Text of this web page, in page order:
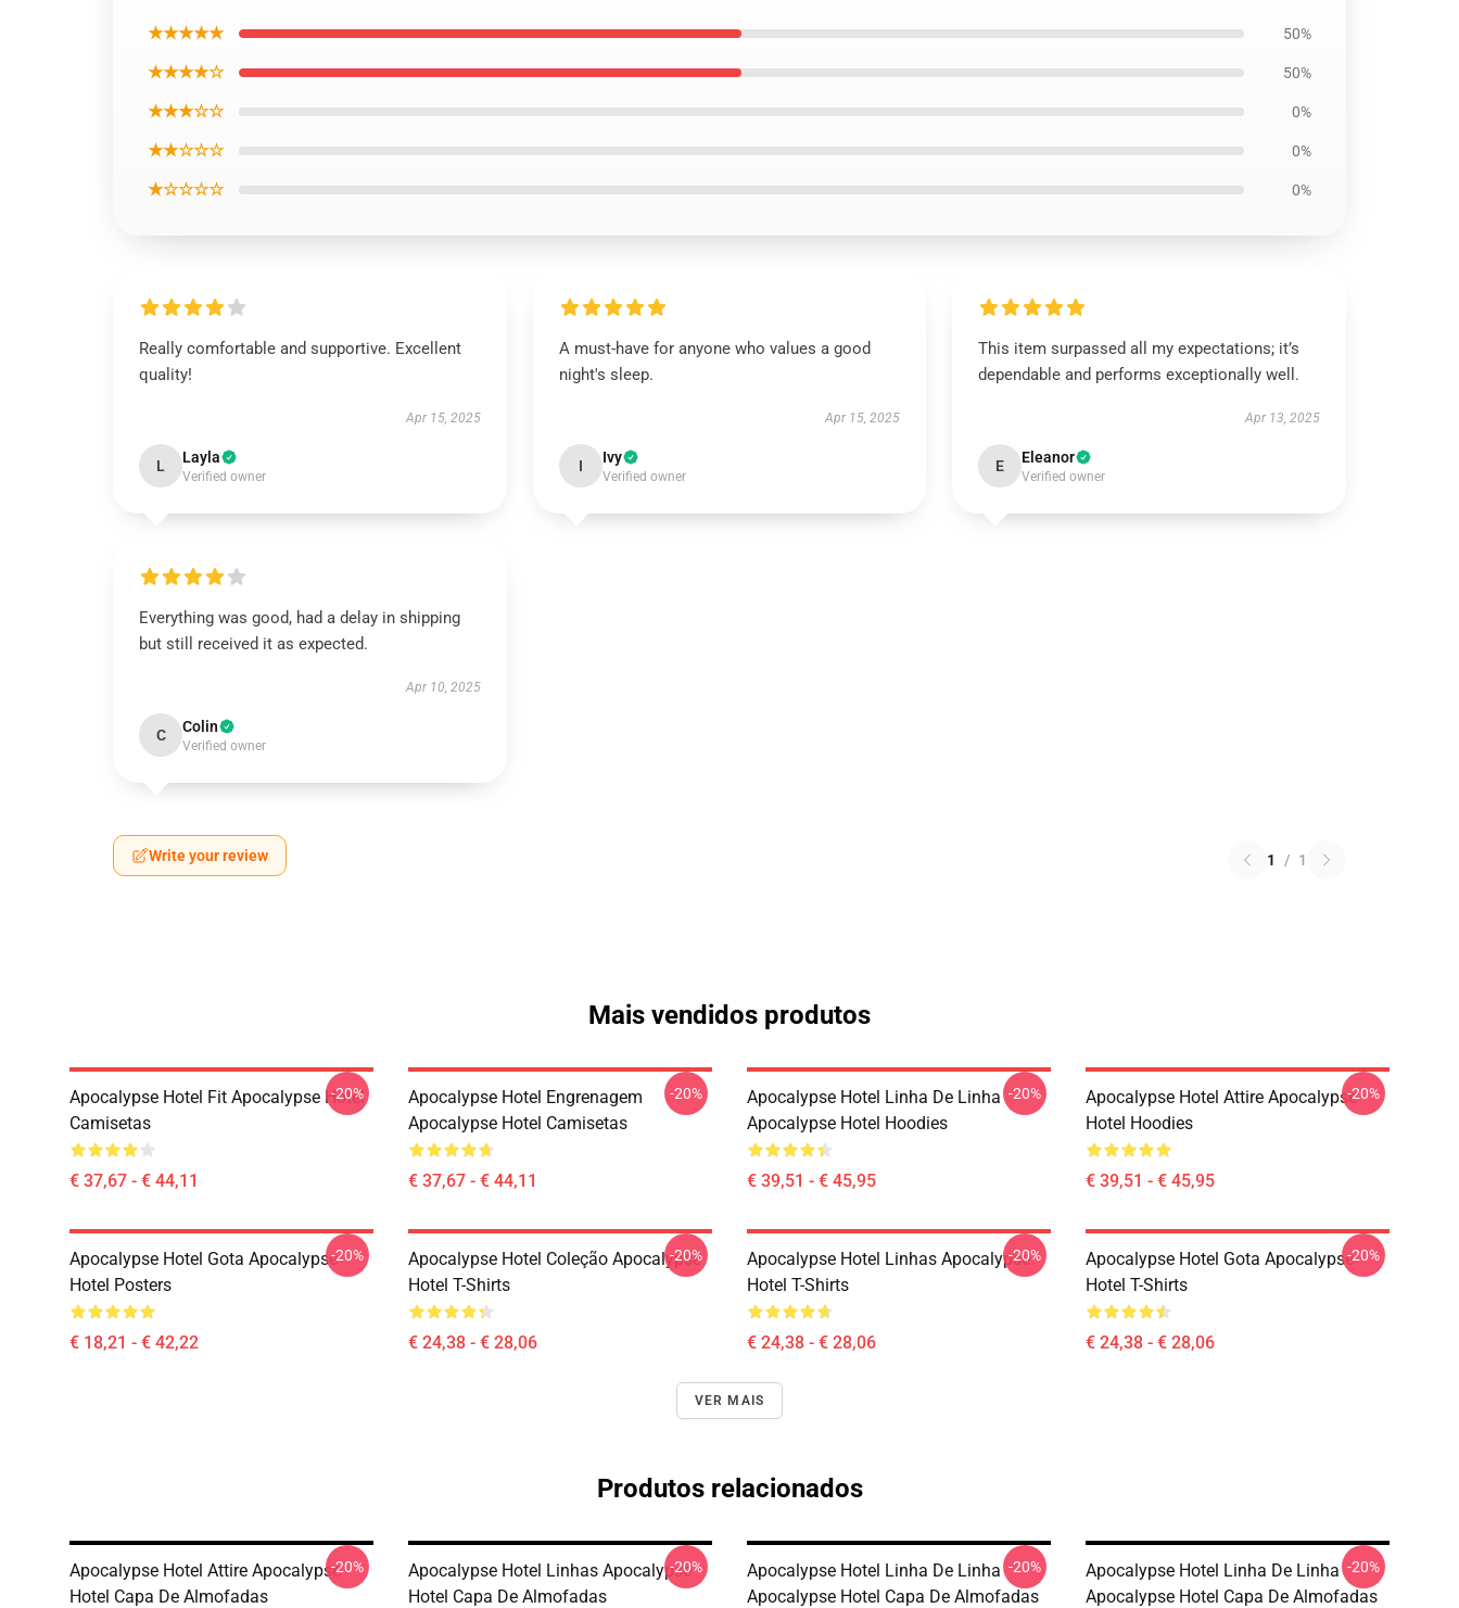
★★★★★ 50%
★★★★☆ 50%
★★★☆☆ 0%
★★☆☆☆ 0%
★☆☆☆☆ 0%
Really comfortable and supportive. Excellent
quality!
Apr 15, 2025
L Layla
Verified owner
A must-have for anyone who values a good
night's sleep.
Apr 15, 2025
I Ivy
Verified owner
This item surpassed all my expectations; it’s
dependable and performs exceptionally well.
Apr 13, 2025
E Eleanor
Verified owner
Everything was good, had a delay in shipping
but still received it as expected.
Apr 10, 2025
C Colin
Verified owner
Write your review 1 / 1
Mais vendidos produtos
Apocalypse Hotel Fit Apocalypse Hotel
Camisetas
€ 37,67 - € 44,11
-20%
Apocalypse Hotel Engrenagem
Apocalypse Hotel Camisetas
€ 37,67 - € 44,11
-20%
Apocalypse Hotel Linha De Linha
Apocalypse Hotel Hoodies
€ 39,51 - € 45,95
-20%
Apocalypse Hotel Attire Apocalypse
Hotel Hoodies
€ 39,51 - € 45,95
-20%
Apocalypse Hotel Gota Apocalypse
Hotel Posters
€ 18,21 - € 42,22
-20%
Apocalypse Hotel Coleção Apocalypse
Hotel T-Shirts
€ 24,38 - € 28,06
-20%
Apocalypse Hotel Linhas Apocalypse
Hotel T-Shirts
€ 24,38 - € 28,06
-20%
Apocalypse Hotel Gota Apocalypse
Hotel T-Shirts
€ 24,38 - € 28,06
-20%
VER MAIS
Produtos relacionados
Apocalypse Hotel Attire Apocalypse
Hotel Capa De Almofadas
-20%
Apocalypse Hotel Linhas Apocalypse
Hotel Capa De Almofadas
-20%
Apocalypse Hotel Linha De Linha
Apocalypse Hotel Capa De Almofadas
-20%
Apocalypse Hotel Linha De Linha
Apocalypse Hotel Capa De Almofadas
-20%